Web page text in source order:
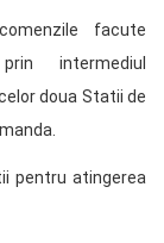
facute
intermediul
doua Statii de
pentru atingerea